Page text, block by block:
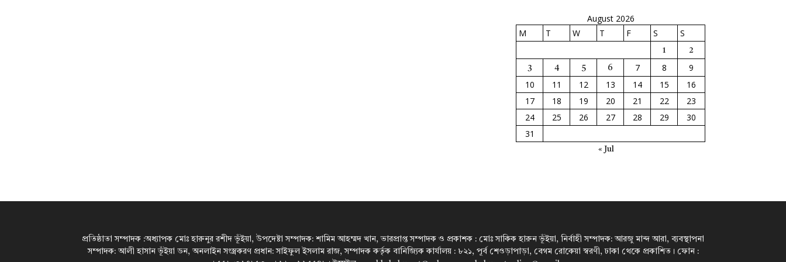
August 2026
M
T W T F S S
1 2
3 4 5 6 7 8
9
10
11 12 13 14 15
16
17
18 19 20 21 22
23
24
25 26 27 28 29
30
31
« Jul
প্রতিষ্ঠাতা সম্পাদক :অধ্যাপক মোঃ হারুনুর রশীদ ভূঁইয়া, উপদেষ্টা সম্পাদক: শামিম আহম্মদ খান, ভারপ্রাপ্ত সম্পাদক ও প্রকাশক : মোঃ সাকিক হারুন ভূঁইয়া, নির্বাহী সম্পাদক: আরজু মান্দ আরা, ব্যবস্থাপনা
সম্পাদক: আলী হাসান ভূঁইয়া ডন, অনলাইন সংস্ত্রকরণ প্রধান: সাইফুল ইসলাম রাজ, সম্পাদক কর্তৃক বানিজ্যিক কার্যালয় : ৮২১, পূর্ব শেওড়াপাড়া, বেগম রোকেয়া স্বরণী, ঢাকা থেকে প্রকাশিত। ফোন :